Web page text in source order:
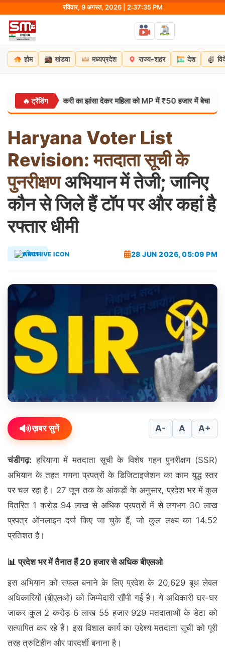
content
रविवार, 9 अगस्त, 2026 | 2:37:36 PM
होम खंडवा मध्यप्रदेश राज्य-शहर देश
🔥 ट्रेंडिंग
नौकरी का झांसा देकर महिला को MP में ₹50 हजार में बेचा, पुलिस ने 3
Haryana Voter List
Revision: मतदातासूचीके
पुनरीक्षणअभियान में तेजी; जानिए
कौन से जिले हैं टॉप पर और कहां है
रफ्तार धीमी
हरियाणा 28 JUN 2026, 05:09 PM
ख़बर सुनें A- A A+
चंडीगढ़: हरियाणा में मतदाता सूची के विशेष गहन पुनरीक्षण (SSR)
अभियान के तहत गणना प्रपत्रों के डिजिटाइजेशन का काम युद्ध स्तर
पर चल रहा है। 27 जून तक के आंकड़ों के अनुसार, प्रदेश भर में कुल
वितरित 1 करोड़ 94 लाख से अधिक प्रपत्रों में से लगभग 30 लाख
प्रपत्र ऑनलाइन दर्ज किए जा चुके हैं, जो कुल लक्ष्य का 14.52
प्रतिशत है।
📊 प्रदेश भर में तैनात हैं 20 हजार से अधिक बीएलओ
इस अभियान को सफल बनाने के लिए प्रदेश के 20,629 बूथ लेवल
अधिकारियों (बीएलओ) को जिम्मेदारी सौंपी गई है। ये अधिकारी घर-घर
जाकर कुल 2 करोड़ 6 लाख 55 हजार 929 मतदाताओं के डेटा को
सत्यापित कर रहे हैं। इस विशाल कार्य का उद्देश्य मतदाता सूची को पूरी
तरह त्रुटिहीन और पारदर्शी बनाना है।